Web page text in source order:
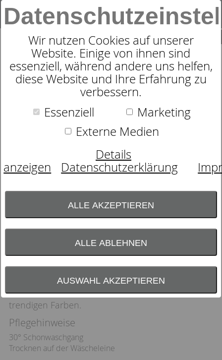
Wir nutzen Cookies auf unserer
Website. Einige von ihnen sind
essenziell, während andere uns helfen,
diese Website und Ihre Erfahrung zu
verbessern.
Essenziell
Marketing
Externe Medien
Details
anzeigen
Datenschutzerklärung
ALLE AKZEPTIEREN
ALLE ABLEHNEN
AUSWAHL AKZEPTIEREN
SUCHE
0
WOHNDECKE TONY
Farbauswahl:
Diese Wohndecke von Eagle Products ist
angenehm weich, vielseitig verwendbar und –
passend für jeden Geschmack – in fünf
trendigen Farben.
Pflegehinweise
30° Schonwaschgang
Trocknen auf der Wäscheleine